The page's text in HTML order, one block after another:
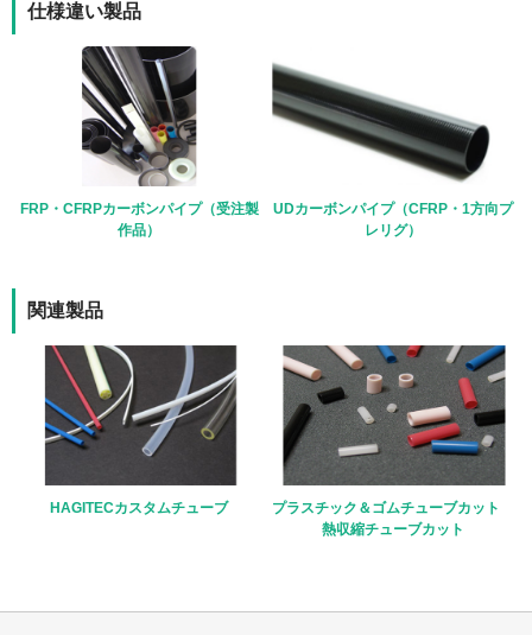
仕様違い製品
FRP・CFRPカーボンパイプ（受注製
作品）
UDカーボンパイプ（CFRP・1方向プ
レリグ）
関連製品
HAGITECカスタムチューブ
プラスチック＆ゴムチューブカット
熱収縮チューブカット